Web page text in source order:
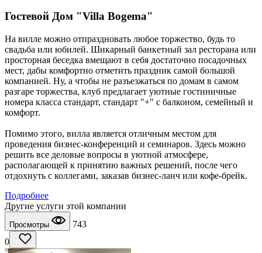
Гостевой Дом "Villa Bogema"
На вилле можно отпраздновать любое торжество, будь то
свадьба или юбилей. Шикарный банкетный зал ресторана или
просторная беседка вмещают в себя достаточно посадочных
мест, дабы комфортно отметить праздник самой большой
компанией. Ну, а чтобы не разъезжаться по домам в самом
разгаре торжества, клуб предлагает уютные гостиничные
номера класса стандарт, стандарт "+" с балконом, семейный и
комфорт.
Помимо этого, вилла является отличным местом для
проведения бизнес-конференций и семинаров. Здесь можно
решить все деловые вопросы в уютной атмосфере,
располагающей к принятию важных решений, после чего
отдохнуть с коллегами, заказав бизнес-ланч или кофе-брейк.
Подробнее
Другие услуги этой компании
Просмотры
743
0